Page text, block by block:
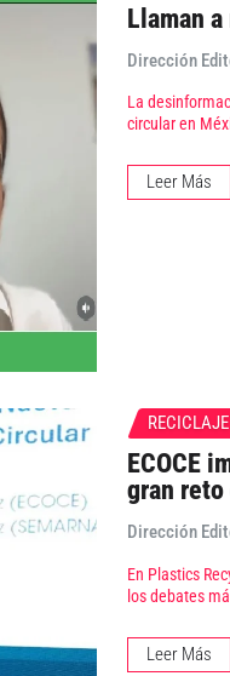
Llaman
Dirección
La
circular en
Leer Más
ECOCE
gran
Dirección
En Plastics
los debates
Leer Más